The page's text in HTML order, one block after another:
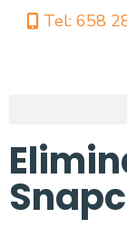
Tel: 658